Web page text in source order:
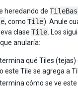
heredando de
, como Tile). Anule
clase Tile . Los
anularía:
qué Tiles (tejas)
este Tile se agrega a
cómo se ve este